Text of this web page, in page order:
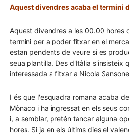
Aquest divendres acaba el termini
Aquest divendres a les 00.00 hores
termini per a poder fitxar en el
estan pendents de veure si es
seua plantilla. Des d'Itàlia s'insisteix
interessada a fitxar a Nicola
I és que l'esquadra romana acaba
Mònaco i ha ingressat en els seus
i, a semblar, pretén tancar alguna
hores. Si ja en els últims dies el